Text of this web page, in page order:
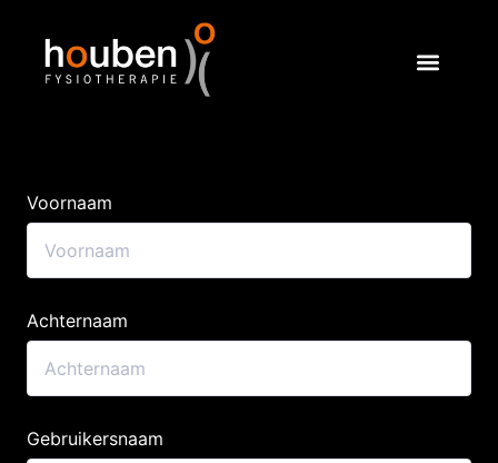
Voornaam
Achternaam
Gebruikersnaam